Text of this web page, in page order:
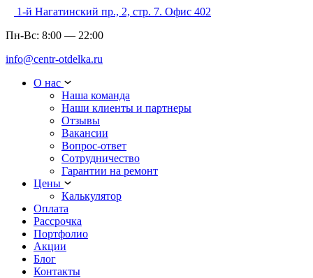
1-й Нагатинский пр., 2, стр. 7. Офис 402
Пн-Вс: 8:00 — 22:00
info@centr-otdelka.ru
О нас
Наша команда
Наши клиенты и партнеры
Отзывы
Вакансии
Вопрос-ответ
Сотрудничество
Гарантии на ремонт
Цены
Калькулятор
Оплата
Рассрочка
Портфолио
Акции
Блог
Контакты